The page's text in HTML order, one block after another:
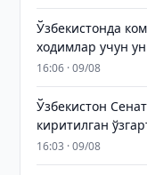
Ўзбекистонда
ходимлар учун
16:06 · 09/08
Ўзбекистон
киритилган
16:03 · 09/08